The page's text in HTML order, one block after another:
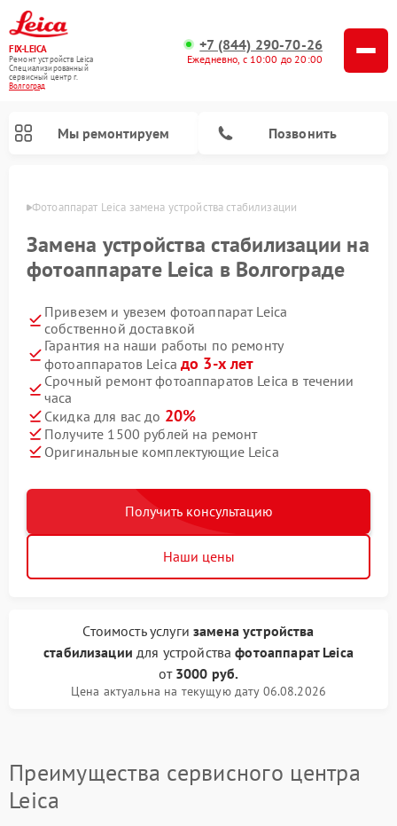
FIX-LEICA
Ремонт устройств Leica
Специализированный
cервисный центр г.
Волгоград
+7 (844) 290-70-26
Ежедневно, с 10:00 до 20:00
Мы ремонтируем Позвонить
Фотоаппарат Leica замена устройства стабилизации
Замена устройства стабилизации на
фотоаппарате Leica в Волгограде
Привезем и увезем фотоаппарат Leica
собственной доставкой
Гарантия на наши работы по ремонту
фотоаппаратов Leicaдо 3-х лет
Срочный ремонт фотоаппаратов Leica в течении
часа
Скидка для вас до 20%
Получите 1500 рублей на ремонт
Оригинальные комплектующие Leica
Получить консультацию
Наши цены
Стоимость услуги замена устройства
стабилизации для устройствафотоаппарат Leica
от 3000 руб.
Цена актуальна на текущую дату 06.08.2026
Преимущества сервисного центра
Leica